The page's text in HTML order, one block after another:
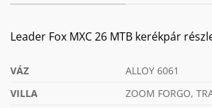
Leader Fox MXC 26 MTB kerékpár
VÁZ
ALLOY 6061
VILLA
ZOOM FORGO,